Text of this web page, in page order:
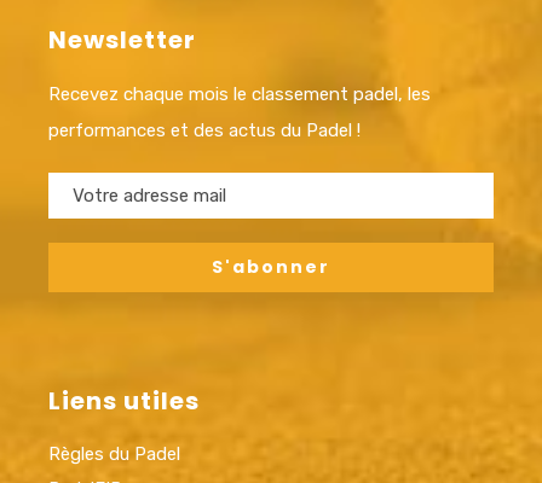
Newsletter
Recevez chaque mois le classement padel, les
performances et des actus du Padel !
Liens utiles
Règles du Padel